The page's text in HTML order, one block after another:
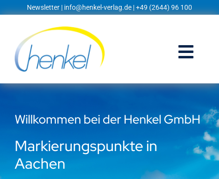
Inhalt
Newsletter | info@henkel-verlag.de | +49 (2644) 96 100
Startseite
Shop
Blog
Prospekte
Willkommen bei der Henkel GmbH
Markierungspunkte in
Aachen